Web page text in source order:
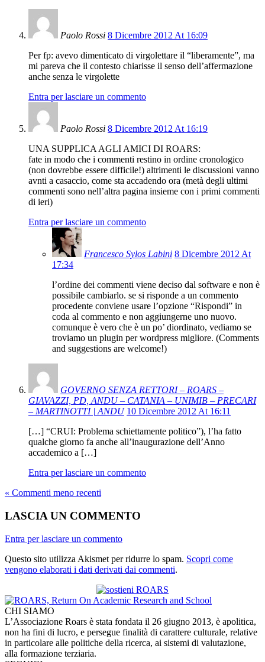
Paolo Rossi 8 Dicembre 2012 At 16:09
Per fp: avevo dimenticato di virgolettare il “liberamente”, ma
mi pareva che il contesto chiarisse il senso dell’affermazione
anche senza le virgolette
Entra per lasciare un commento
Paolo Rossi 8 Dicembre 2012 At 16:19
UNA SUPPLICA AGLI AMICI DI ROARS:
fate in modo che i commenti restino in ordine cronologico
(non dovrebbe essere difficile!) altrimenti le discussioni vanno
avnti a casaccio, come sta accadendo ora (metà degli ultimi
commenti sono nell’altra pagina insieme con i primi commenti
di ieri)
Entra per lasciare un commento
Francesco Sylos Labini 8 Dicembre 2012 At
17:34
l’ordine dei commenti viene deciso dal software e non è
possibile cambiarlo. se si risponde a un commento
procedente conviene usare l’opzione “Rispondi” in
coda al commento e non aggiungerne uno nuovo.
comunque è vero che è un po’ diordinato, vediamo se
troviamo un plugin per wordpress migliore. (Comments
and suggestions are welcome!)
GOVERNO SENZA RETTORI – ROARS –
GIAVAZZI, PD, ANDU – CATANIA – UNIMIB – PRECARI
– MARTINOTTI | ANDU 10 Dicembre 2012 At 16:11
[…] “CRUI: Problema schiettamente politico”), l’ha fatto
qualche giorno fa anche all’inaugurazione dell’Anno
accademico a […]
Entra per lasciare un commento
« Commenti meno recenti
LASCIA UN COMMENTO
Entra per lasciare un commento
Questo sito utilizza Akismet per ridurre lo spam. Scopri come
vengono elaborati i dati derivati dai commenti.
CHI SIAMO
L’Associazione Roars è stata fondata il 26 giugno 2013, è apolitica,
non ha fini di lucro, e persegue finalità di carattere culturale, relative
in particolare alle politiche della ricerca, ai sistemi di valutazione,
alla formazione terziaria.